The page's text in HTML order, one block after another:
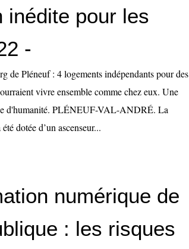
inédite pour les
-
de Pléneuf : 4 logements indépendants pour des
vivre ensemble comme chez eux. Une
d'humanité. PLÉNEUF-VAL-ANDRÉ. La
dotée d’un ascenseur...
numérique de
: les risques